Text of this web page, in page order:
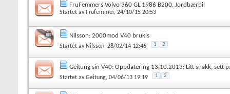
FruFemmers Volvo 360 GL 1986 B200, Jordbærbil
Startet av Frufemmer, 24/10/15 20:53
Nilsson: 2000mod V40 brukis
Startet av Nilsson, 28/02/14 12:46 1 2
Geitung sin V40: Oppdatering 13.10.2013: Litt snakk, sett
Startet avGeitung, 04/06/13 19:19 1 2